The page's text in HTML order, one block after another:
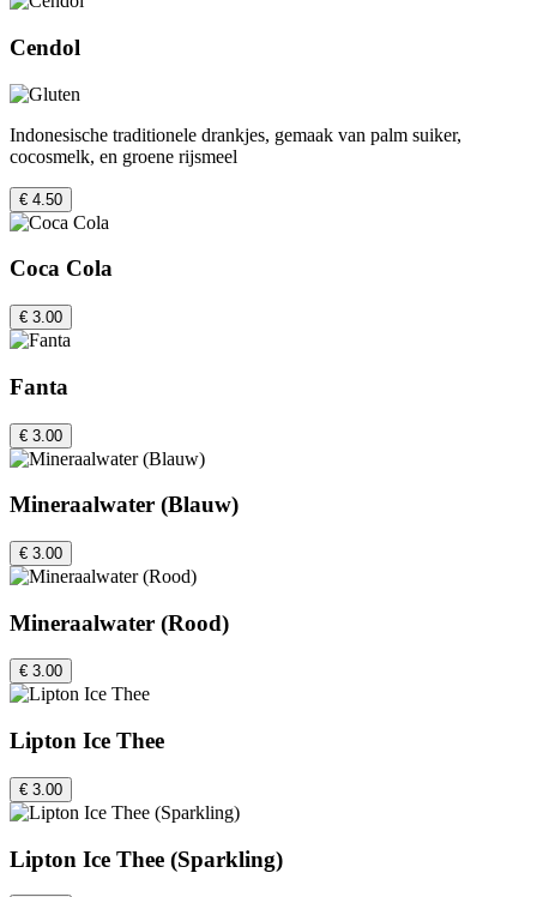
Cendol
Indonesische traditionele drankjes, gemaak van palm suiker,
cocosmelk, en groene rijsmeel
€ 4.50
Coca Cola
€ 3.00
Fanta
€ 3.00
Mineraalwater (Blauw)
€ 3.00
Mineraalwater (Rood)
€ 3.00
Lipton Ice Thee
€ 3.00
Lipton Ice Thee (Sparkling)